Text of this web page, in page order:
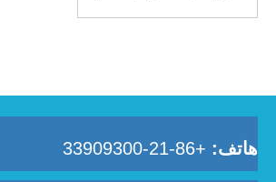
هاتف: +86-21-33909300